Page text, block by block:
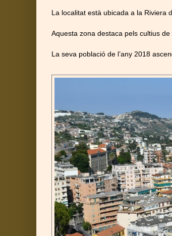
La localitat està ubicada a la Riviera
Aquesta zona destaca pels cultius
La seva població de l’any 2018